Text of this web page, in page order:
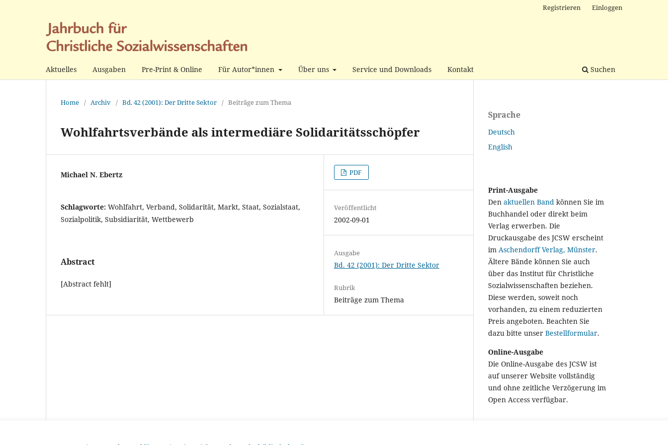
Aktuelles Ausgaben Pre-Print & Online Für Autor*innen Über uns Service und Downloads Kontakt Suchen
Registrieren Einloggen
Home / Archiv / Bd. 42 (2001): Der Dritte Sektor / Beiträge zum Thema
Wohlfahrtsverbände als intermediäre Solidaritätsschöpfer
Michael N. Ebertz
Schlagworte: Wohlfahrt, Verband, Solidarität, Markt, Staat, Sozialstaat,
Sozialpolitik, Subsidiarität, Wettbewerb
Abstract
[Abstract fehlt]
PDF
Veröffentlicht
2002-09-01
Ausgabe
Bd. 42 (2001): Der Dritte Sektor
Rubrik
Beiträge zum Thema
Sprache
Deutsch
English
Print-Ausgabe
Den aktuellen Band können Sie im
Buchhandel oder direkt beim
Verlag erwerben. Die
Druckausgabe des JCSW erscheint
im Aschendorff Verlag, Münster.
Ältere Bände können Sie auch
über das Institut für Christliche
Sozialwissenschaften beziehen.
Diese werden, soweit noch
vorhanden, zu einem reduzierten
Preis angeboten. Beachten Sie
dazu bitte unser Bestellformular.
Online-Ausgabe
Die Online-Ausgabe des JCSW ist
auf unserer Website vollständig
und ohne zeitliche Verzögerung im
Open Access verfügbar.